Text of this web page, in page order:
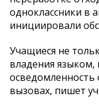
одноклассники в
инициировали
Учащиеся не
владения
осведомленность
вызовах, пишет